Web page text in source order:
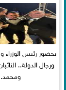
بحضور رئيس الوزراء
ورجال الدولة..